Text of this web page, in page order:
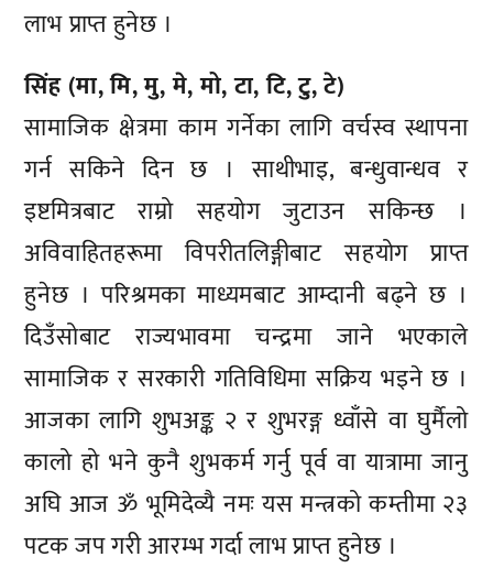
लाभ प्राप्त हुनेछ ।
सिंह (मा, मि, मु, मे, मो, टा, टि, टु, टे)
सामाजिक क्षेत्रमा काम गर्नेका लागि वर्चस्व स्थापना
गर्न सकिने दिन छ । साथीभाइ, बन्धुवान्धव र
इष्टमित्रबाट राम्रो सहयोग जुटाउन सकिन्छ ।
अविवाहितहरूमा विपरीतलिङ्गीबाट सहयोग प्राप्त
हुनेछ । परिश्रमका माध्यमबाट आम्दानी बढ्ने छ ।
दिउँसोबाट राज्यभावमा चन्द्रमा जाने भएकाले
सामाजिक र सरकारी गतिविधिमा सक्रिय भइने छ ।
आजका लागि शुभअङ्क २ र शुभरङ्ग ध्वाँसे वा घुर्मैलो
कालो हो भने कुनै शुभकर्म गर्नु पूर्व वा यात्रामा जानु
अघि आज ॐ भूमिदेव्यै नमः यस मन्त्रको कम्तीमा २३
पटक जप गरी आरम्भ गर्दा लाभ प्राप्त हुनेछ ।